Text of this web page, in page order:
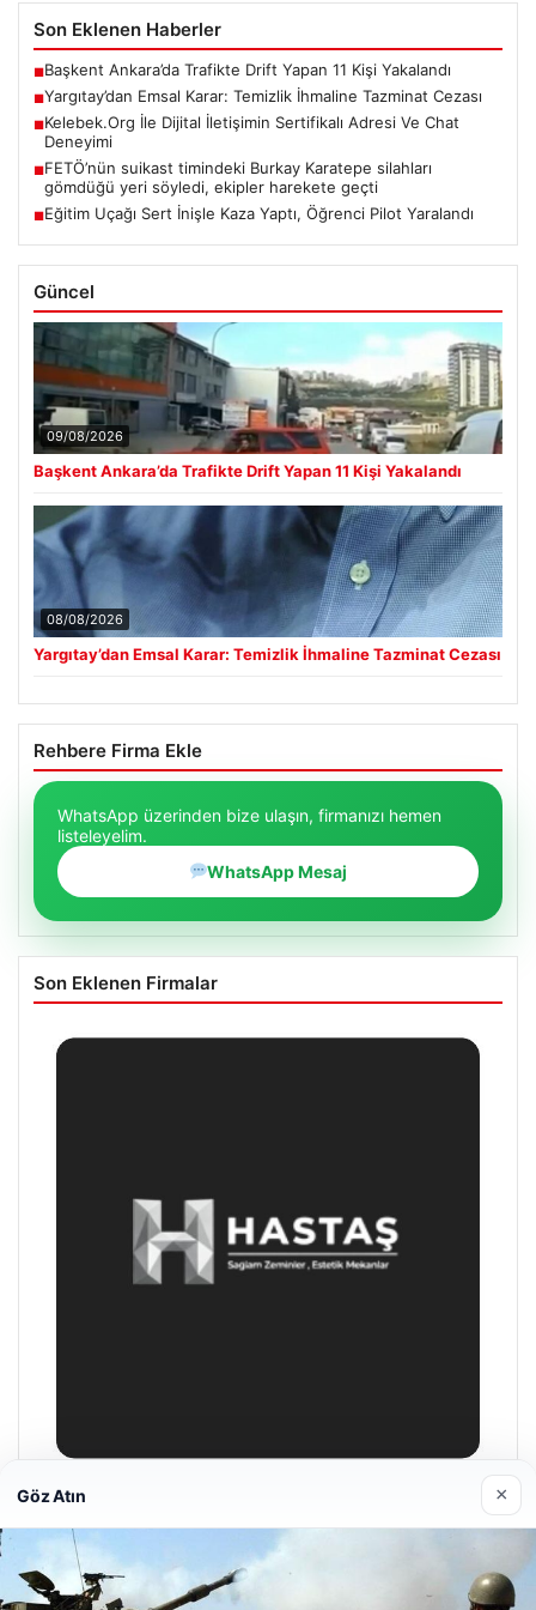
Son Eklenen Haberler
■Başkent Ankara’da Trafikte Drift Yapan 11 Kişi Yakalandı
■Yargıtay’dan Emsal Karar: Temizlik İhmaline Tazminat Cezası
■Kelebek.Org İle Dijital İletişimin Sertifikalı Adresi Ve Chat
Deneyimi
■FETÖ’nün suikast timindeki Burkay Karatepe silahları
gömdüğü yeri söyledi, ekipler harekete geçti
■Eğitim Uçağı Sert İnişle Kaza Yaptı, Öğrenci Pilot Yaralandı
Güncel
09/08/2026
Başkent Ankara’da Trafikte Drift Yapan 11 Kişi Yakalandı
08/08/2026
Yargıtay’dan Emsal Karar: Temizlik İhmaline Tazminat Cezası
Rehbere Firma Ekle
WhatsApp üzerinden bize ulaşın, firmanızı hemen
listeleyelim.
WhatsApp Mesaj
Son Eklenen Firmalar
Enes Kaplan Avukatlık Bürosu
28/04/2026
Göz Atın ×